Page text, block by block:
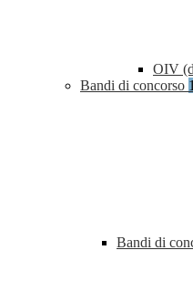
OIV
Bandi di concorso 1
Bandi di